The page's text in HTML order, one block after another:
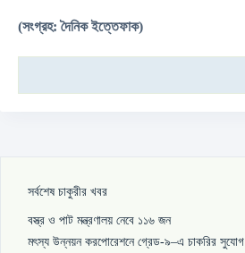
(সংগ্রহ: দৈনিক ইত্তেফাক)
সর্বশেষ চাকুরীর খবর
বস্ত্র ও পাট মন্ত্রণালয় নেবে ১১৬ জন
মৎস্য উন্নয়ন করপোরেশনে গ্রেড-৯–এ চাকরির সুযোগ